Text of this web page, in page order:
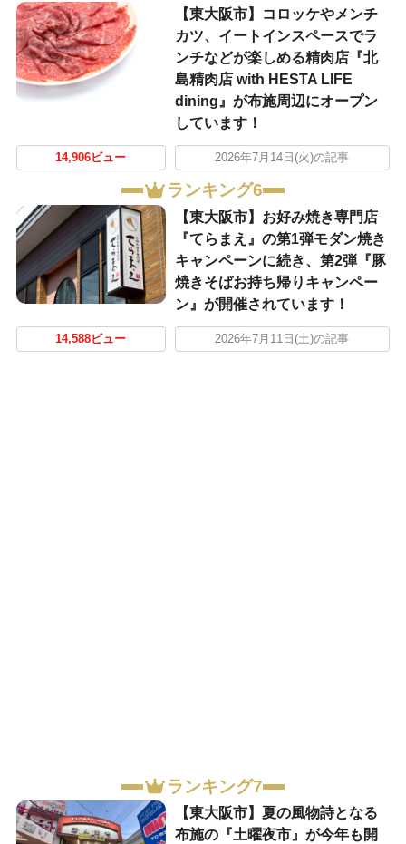
【東大阪市】コロッケやメンチ
カツ、イートインスペースでラ
ンチなどが楽しめる精肉店『北
島精肉店 with HESTA LIFE
dining』が布施周辺にオープン
しています！
14,906ビュー 2026年7月14日(火)の記事
ランキング6
【東大阪市】お好み焼き専門店
『てらまえ』の第1弾モダン焼き
キャンペーンに続き、第2弾『豚
焼きそばお持ち帰りキャンペー
ン』が開催されています！
14,588ビュー 2026年7月11日(土)の記事
ランキング7
【東大阪市】夏の風物詩となる
布施の『土曜夜市』が今年も開